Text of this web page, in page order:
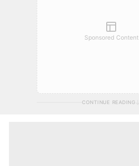
Sponsored Content
CONTINUE READING